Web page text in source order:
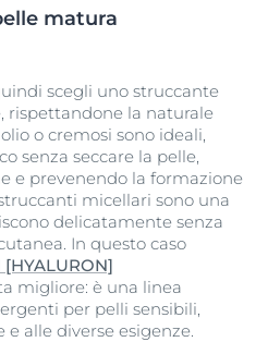
matura
scegli uno struccante
rispettandone la naturale
o cremosi sono ideali,
senza seccare la pelle,
e prevenendo la formazione
micellari sono una
delicatamente senza
In questo caso
migliore: è una linea
per pelli sensibili,
alle diverse esigenze.